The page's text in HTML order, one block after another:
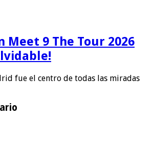
Meet 9 The Tour 2026
fue el centro de todas las miradas